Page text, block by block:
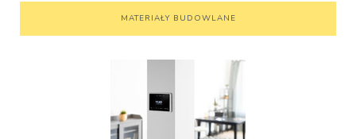
MATERIAŁY BUDOWLANE